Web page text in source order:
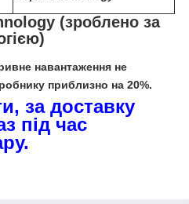
(зроблено за
навантаження не
приблизно на 20%.
за доставку
під час